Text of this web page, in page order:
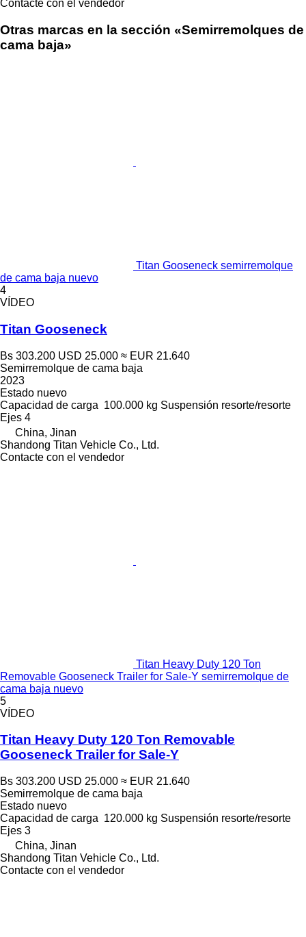
Contacte con el vendedor
Otras marcas en la sección «Semirremolques de
cama baja»
Titan Gooseneck semirremolque
de cama baja nuevo
4
VÍDEO
Titan Gooseneck
Bs 303.200 USD 25.000 ≈ EUR 21.640
Semirremolque de cama baja
2023
Estado nuevo
Capacidad de carga 100.000 kg Suspensión resorte/resorte
Ejes 4
China, Jinan
Shandong Titan Vehicle Co., Ltd.
Contacte con el vendedor
Titan Heavy Duty 120 Ton
Removable Gooseneck Trailer for Sale-Y semirremolque de
cama baja nuevo
5
VÍDEO
Titan Heavy Duty 120 Ton Removable
Gooseneck Trailer for Sale-Y
Bs 303.200 USD 25.000 ≈ EUR 21.640
Semirremolque de cama baja
Estado nuevo
Capacidad de carga 120.000 kg Suspensión resorte/resorte
Ejes 3
China, Jinan
Shandong Titan Vehicle Co., Ltd.
Contacte con el vendedor